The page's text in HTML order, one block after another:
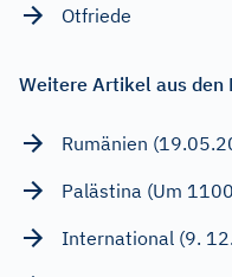
Otfriede
Weitere Artikel aus den
Rumänien
Palästina (Um
International (9.